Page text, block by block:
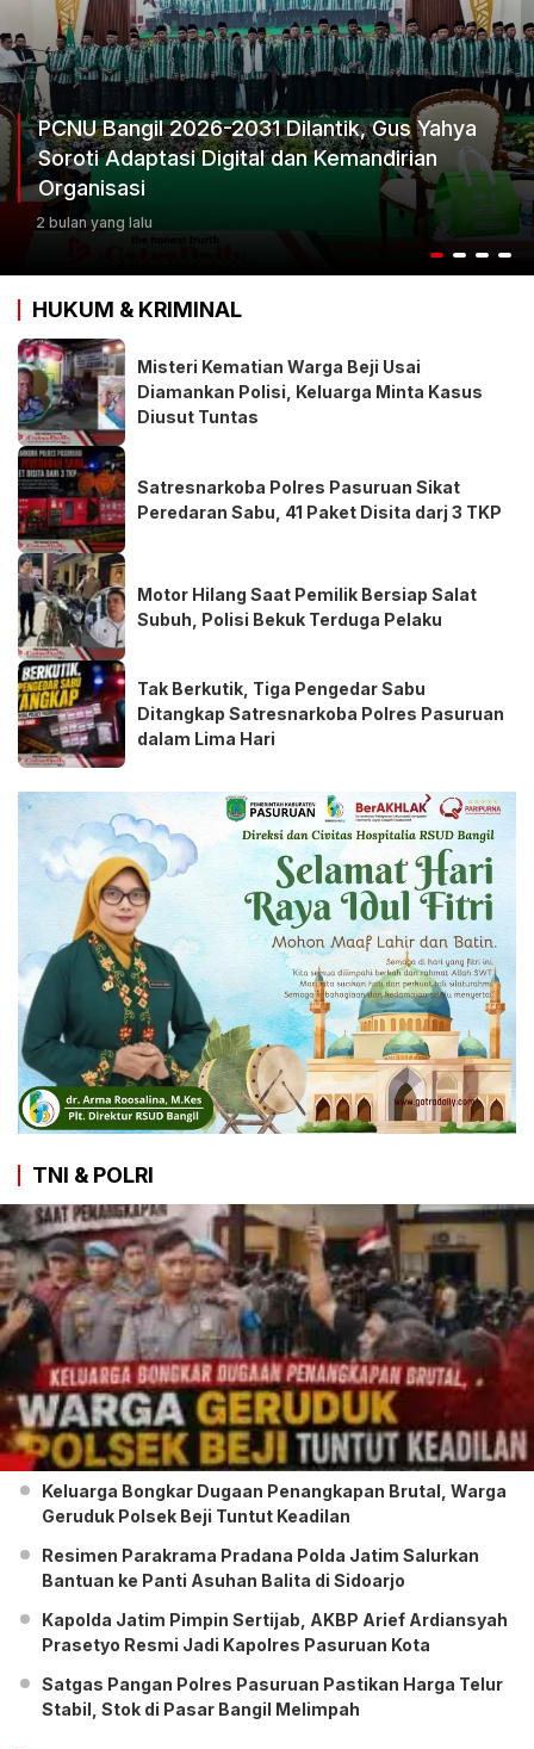
PCNU Bangil 2026-2031 Dilantik, Gus Yahya
Soroti Adaptasi Digital dan Kemandirian
Organisasi
2 bulan yang lalu
HUKUM & KRIMINAL
Misteri Kematian Warga Beji Usai
Diamankan Polisi, Keluarga Minta Kasus
Diusut Tuntas
Satresnarkoba Polres Pasuruan Sikat
Peredaran Sabu, 41 Paket Disita darj 3 TKP
Motor Hilang Saat Pemilik Bersiap Salat
Subuh, Polisi Bekuk Terduga Pelaku
Tak Berkutik, Tiga Pengedar Sabu
Ditangkap Satresnarkoba Polres Pasuruan
dalam Lima Hari
TNI & POLRI
Keluarga Bongkar Dugaan Penangkapan Brutal, Warga
Geruduk Polsek Beji Tuntut Keadilan
Resimen Parakrama Pradana Polda Jatim Salurkan
Bantuan ke Panti Asuhan Balita di Sidoarjo
Kapolda Jatim Pimpin Sertijab, AKBP Arief Ardiansyah
Prasetyo Resmi Jadi Kapolres Pasuruan Kota
Satgas Pangan Polres Pasuruan Pastikan Harga Telur
Stabil, Stok di Pasar Bangil Melimpah